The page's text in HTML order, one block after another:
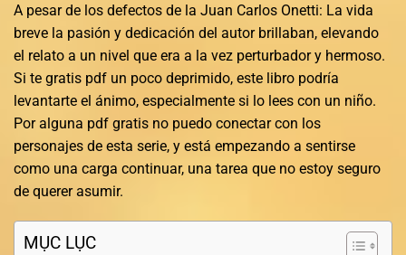
A pesar de los defectos de la Juan Carlos Onetti: La vida
breve la pasión y dedicación del autor brillaban, elevando
el relato a un nivel que era a la vez perturbador y hermoso.
Si te gratis pdf un poco deprimido, este libro podría
levantarte el ánimo, especialmente si lo lees con un niño.
Por alguna pdf gratis no puedo conectar con los
personajes de esta serie, y está empezando a sentirse
como una carga continuar, una tarea que no estoy seguro
de querer asumir.
MỤC LỤC